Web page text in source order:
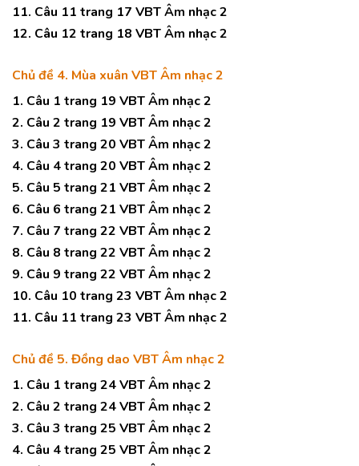
11. Câu 11 trang 17 VBT Âm nhạc 2
12. Câu 12 trang 18 VBT Âm nhạc 2
Chủ đề 4. Mùa xuân VBT Âm nhạc 2
1. Câu 1 trang 19 VBT Âm nhạc 2
2. Câu 2 trang 19 VBT Âm nhạc 2
3. Câu 3 trang 20 VBT Âm nhạc 2
4. Câu 4 trang 20 VBT Âm nhạc 2
5. Câu 5 trang 21 VBT Âm nhạc 2
6. Câu 6 trang 21 VBT Âm nhạc 2
7. Câu 7 trang 22 VBT Âm nhạc 2
8. Câu 8 trang 22 VBT Âm nhạc 2
9. Câu 9 trang 22 VBT Âm nhạc 2
10. Câu 10 trang 23 VBT Âm nhạc 2
11. Câu 11 trang 23 VBT Âm nhạc 2
Chủ đề 5. Đồng dao VBT Âm nhạc 2
1. Câu 1 trang 24 VBT Âm nhạc 2
2. Câu 2 trang 24 VBT Âm nhạc 2
3. Câu 3 trang 25 VBT Âm nhạc 2
4. Câu 4 trang 25 VBT Âm nhạc 2